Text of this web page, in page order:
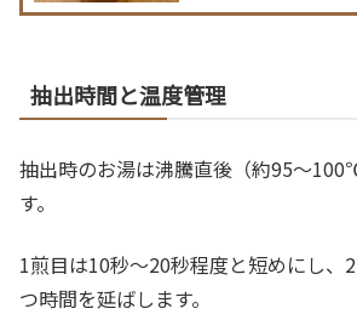
ータイムを楽しむアイデアも
抽出時間と温度管理
抽出時のお湯は沸騰直後（約95〜
す。
1煎目は10秒〜20秒程度と短めにし、
つ時間を延ばします。